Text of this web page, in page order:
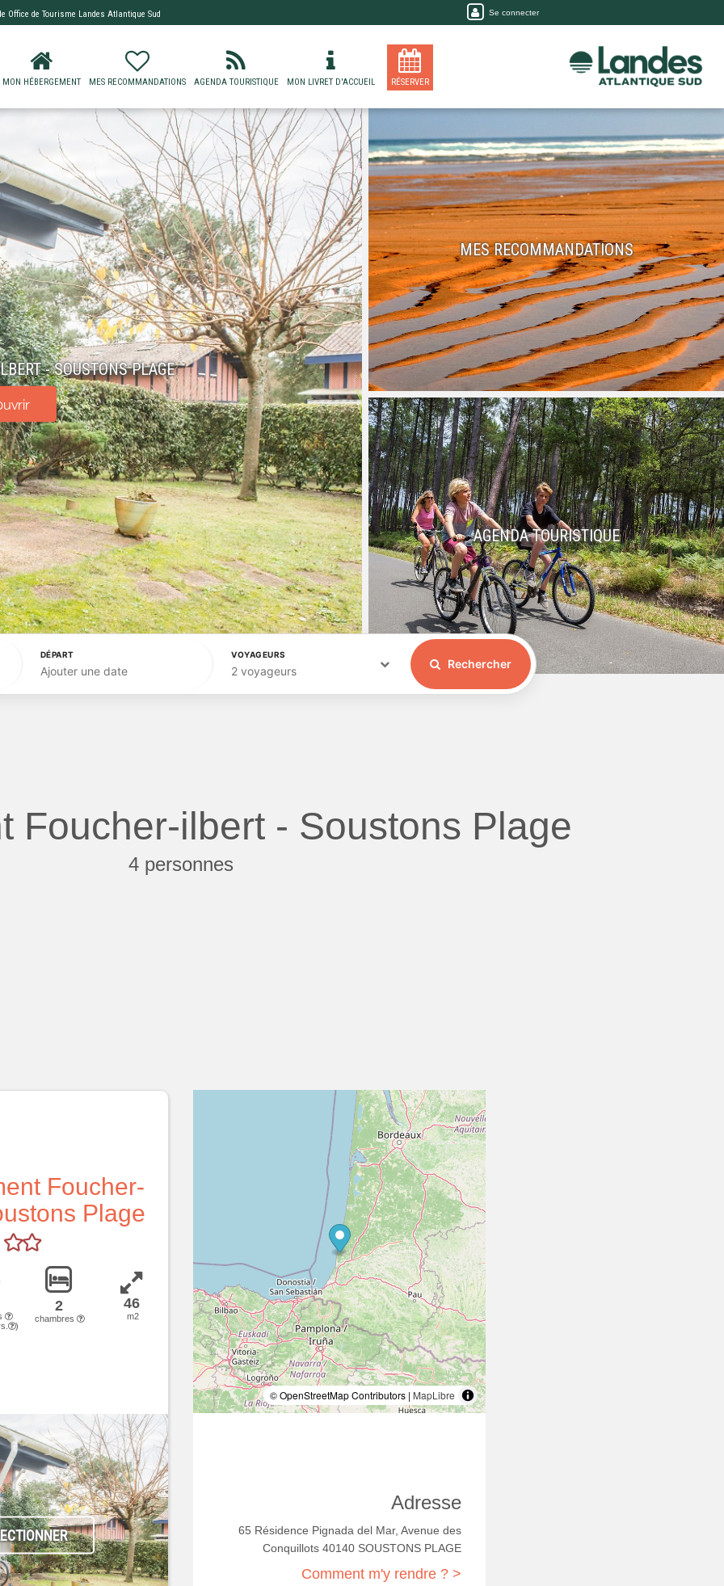
Office de Tourisme Landes Atlantique Sud Se connecter
MON HÉBERGEMENT MES RECOMMANDATIONS AGENDA TOURISTIQUE MON LIVRET D'ACCUEIL RÉSERVER
- SOUSTONS PLAGE
MES RECOMMANDATIONS
AGENDA TOURISTIQUE
DÉPART
Ajouter une date
VOYAGEURS
2 voyageurs
Rechercher
Foucher-ilbert - Soustons Plage
4 personnes
Foucher-
Plage
)
2
chambres
46
m2
© OpenStreetMap Contributors | MapLibre
Adresse
65 Résidence Pignada del Mar, Avenue des
Conquillots 40140 SOUSTONS PLAGE
Comment m'y rendre ? >